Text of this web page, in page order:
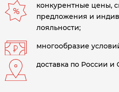
конкурентные цены,
предложения и
лояльности;
многообразие
доставка по России и